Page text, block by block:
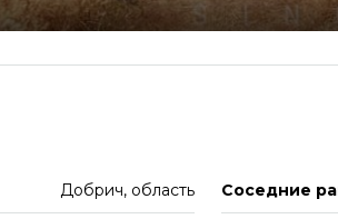
Добрич, область Соседние